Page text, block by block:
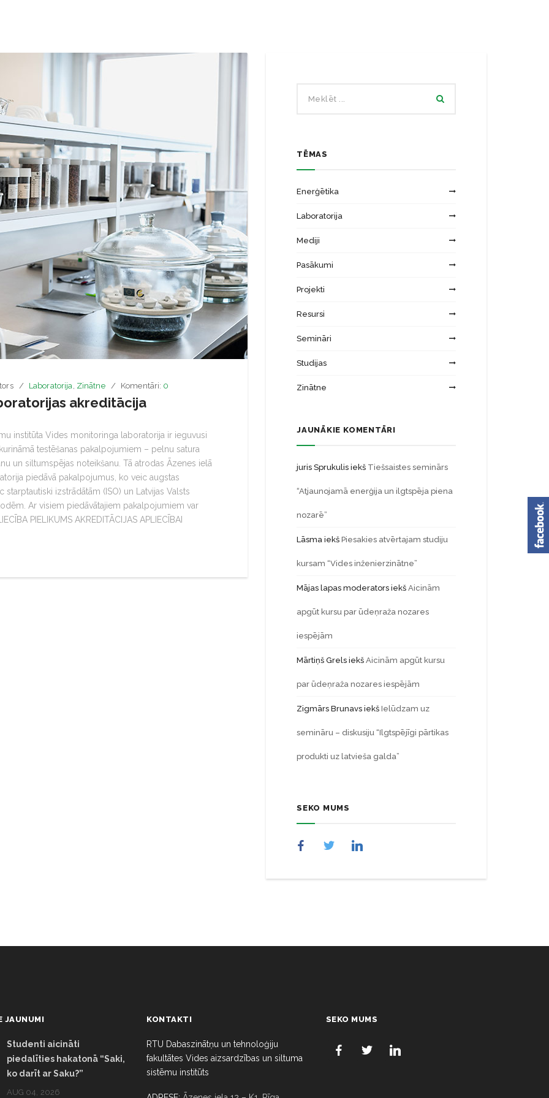
Laboratorija, Zinātne Komentāri: 0
akreditācija
institūta Vides monitoringa laboratorija ir ieguvusi
testēšanas pakalpojumiem – pelnu satura
un siltumspējas noteikšanu. Tā atrodas Āzenes ielā
piedāvā pakalpojumus, ko veic augstas
izstrādātām (ISO) un Latvijas Valsts
Ar visiem piedāvātajiem pakalpojumiem var
PIELIKUMS AKREDITĀCIJAS APLIECĪBAI
TĒMAS
Enerģētika
Laboratorija
Mediji
Pasākumi
Projekti
Resursi
Semināri
Studijas
Zinātne
JAUNĀKIE KOMENTĀRI
juris Sprukulis iekš Tiešsaistes seminārs
“Atjaunojamā enerģija un ilgtspēja piena
nozarē”
Lāsma iekš Piesakies atvērtajam studiju
kursam “Vides inženierzinātne”
Mājas lapas moderators iekš Aicinām
apgūt kursu par ūdeņraža nozares
iespējām
Mārtiņš Grels iekš Aicinām apgūt kursu
par ūdeņraža nozares iespējām
Zigmārs Brunavs iekš Ielūdzam uz
semināru – diskusiju “Ilgtspējīgi pārtikas
produkti uz latvieša galda”
SEKO MUMS
JAUNUMI
Studenti aicināti
piedalīties hakatonā “Saki,
ko darīt ar Saku?”
AUG 04, 2026
KONTAKTI
RTU Dabaszinātņu un tehnoloģiju
fakultātes Vides aizsardzības un siltuma
sistēmu institūts
SEKO MUMS